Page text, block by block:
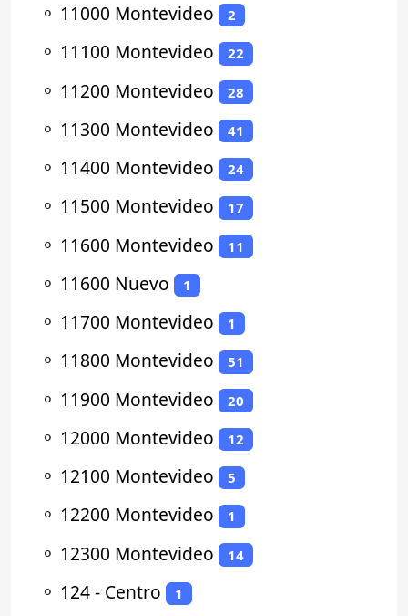
⚬ 11000 Montevideo 2
⚬ 11100 Montevideo 22
⚬ 11200 Montevideo 28
⚬ 11300 Montevideo 41
⚬ 11400 Montevideo 24
⚬ 11500 Montevideo 17
⚬ 11600 Montevideo 11
⚬ 11600 Nuevo 1
⚬ 11700 Montevideo 1
⚬ 11800 Montevideo 51
⚬ 11900 Montevideo 20
⚬ 12000 Montevideo 12
⚬ 12100 Montevideo 5
⚬ 12200 Montevideo 1
⚬ 12300 Montevideo 14
⚬ 124 - Centro 1